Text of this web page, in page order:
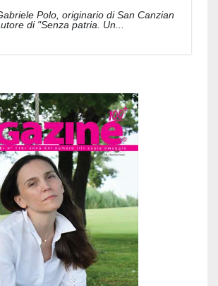
Polo, originario di San Canzian
di "Senza patria. Un...